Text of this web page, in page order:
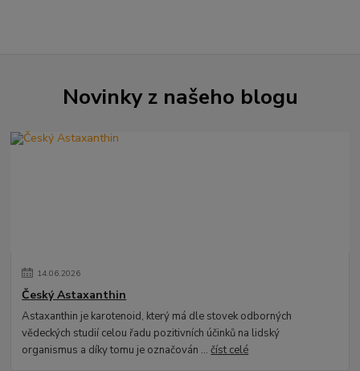
Novinky z našeho blogu
14.06.2026
Český Astaxanthin
Astaxanthin je karotenoid, který má dle stovek odborných
vědeckých studií celou řadu pozitivních účinků na lidský
organismus a díky tomu je označován ...číst celé